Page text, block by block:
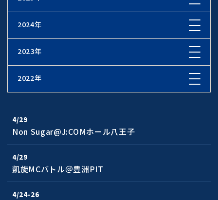
2024年
2023年
2022年
4/29
Non Sugar@J:COMホール八王子
4/29
凱旋MCバトル＠豊洲PIT
4/24-26